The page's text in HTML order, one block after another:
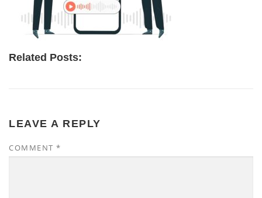
Related Posts:
LEAVE A REPLY
COMMENT *